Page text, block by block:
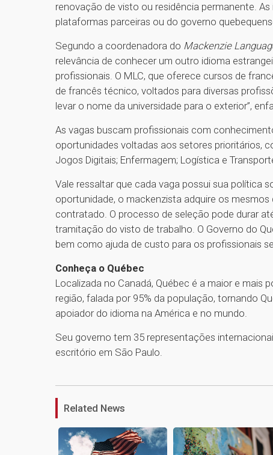
renovação de visto ou residência permanente.
plataformas parceiras ou do governo
Segundo a coordenadora do Mackenzie
relevância de conhecer um outro idioma
profissionais. O MLC, que oferece cursos de
de francês técnico, voltados para diversas
levar o nome da universidade para o exterior”,
As vagas buscam profissionais com
oportunidades voltadas aos setores prioritários,
Jogos Digitais; Enfermagem; Logística e
Vale ressaltar que cada vaga possui sua política
oportunidade, o mackenzista adquire os
contratado. O processo de seleção pode durar
tramitação do visto de trabalho. O Governo do
bem como ajuda de custo para os profissionais
Conheça o Québec
Localizada no Canadá, Québec é a maior e mais
região, falada por 95% da população, tornando
apoiador do idioma na América e no mundo.
Seu governo tem 35 representações
escritório em São Paulo.
Related News